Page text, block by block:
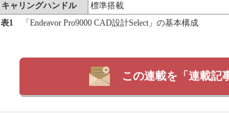
キャリングハンドル
標準搭載
表1 「Endeavor Pro9000 CAD設計Select」の基本構成
この連載を「連載記